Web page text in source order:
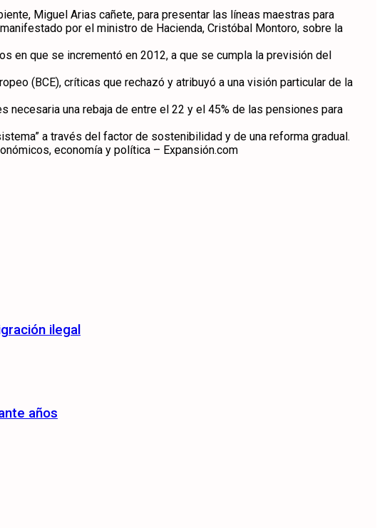
Miguel Arias cañete, para presentar las líneas maestras para
por el ministro de Hacienda, Cristóbal Montoro, sobre la
en que se incrementó en 2012, a que se cumpla la previsión del
(BCE), críticas que rechazó y atribuyó a una visión particular de la
una rebaja de entre el 22 y el 45% de las pensiones para
a través del factor de sostenibilidad y de una reforma gradual.
economía y política – Expansión.com
ilegal
años